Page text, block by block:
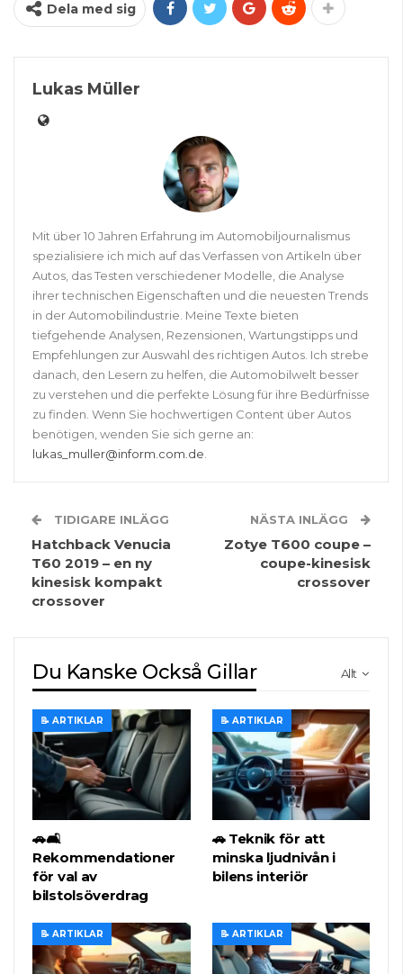
Dela med sig
Lukas Müller
Mit über 10 Jahren Erfahrung im Automobiljournalismus
spezialisiere ich mich auf das Verfassen von Artikeln über
Autos, das Testen verschiedener Modelle, die Analyse
ihrer technischen Eigenschaften und die neuesten Trends
in der Automobilindustrie. Meine Texte bieten
tiefgehende Analysen, Rezensionen, Wartungstipps und
Empfehlungen zur Auswahl des richtigen Autos. Ich strebe
danach, den Lesern zu helfen, die Automobilwelt besser
zu verstehen und die perfekte Lösung für ihre Bedürfnisse
zu finden. Wenn Sie hochwertigen Content über Autos
benötigen, wenden Sie sich gerne an:
lukas_muller@inform.com.de
TIDIGARE INLÄGG
Hatchback Venucia
T60 2019 – en ny
kinesisk kompakt
crossover
NÄSTA INLÄGG
Zotye T600 coupe –
coupe-kinesisk
crossover
Allt
Du Kanske Också Gillar
📝 ARTIKLAR
🚗🛋️
Rekommendationer
för val av
bilstolsöverdrag
📝 ARTIKLAR
🚗 Teknik för att
minska ljudnivån i
bilens interiör
📝 ARTIKLAR 📝 ARTIKLAR